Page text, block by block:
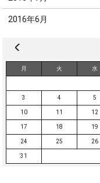
2016年6月
月 火 水
3 4 5
10 11 12
17 18 19
24 25 26
31